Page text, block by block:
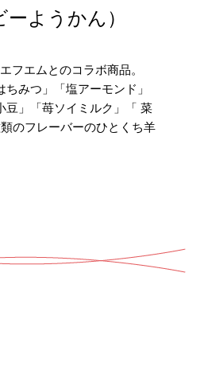
ーようかん）
フエムとのコラボ商品。
ちみつ」「塩アーモンド」
豆」「苺ソイミルク」「 菜
のフレーバーのひとくち羊